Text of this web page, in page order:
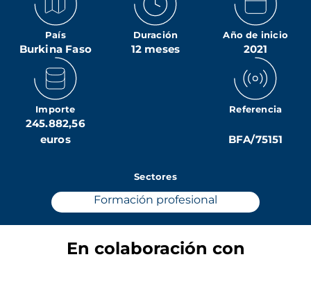
País
Burkina Faso
Duración
12 meses
Año de inicio
2021
Importe
245.882,56
euros
Referencia
BFA/75151
Sectores
Formación profesional
En colaboración con